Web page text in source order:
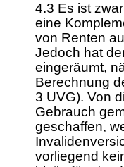
4.3 Es ist
eine
von Renten
Jedoch hat
eingeräumt,
Berechnung
3 UVG). Von
Gebrauch
geschaffen,
vorliegend